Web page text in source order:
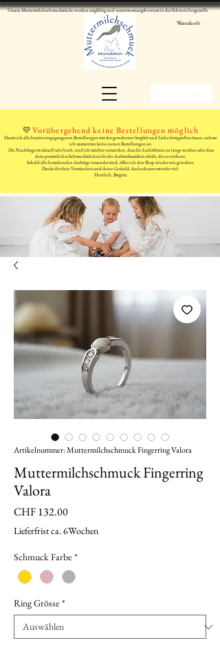
Unsere Muttermilchschmuckstücke werden sorgfältig und verantwortungsbewusst in der Schweiz hergestellt.
Warenkorb
💛Vorübergehend keine Bestellungen möglich
Damit ich alle bereits eingegangenen Bestellungen mit der gewohnten Sorgfalt und Liebe fertigstellen kann, nehme
ich momentan keine neuen Bestellungen an.
Die Nachfrage ist aktuell sehr hoch, und ich möchte vermeiden, dass die Lieferfristen zu lange werden oder dass
dein persönliches Schmuckstück nicht die Aufmerksamkeit erhält, die es verdient.
Sobald alle bestehenden Aufträge versendet sind, öffne ich den Shop wieder wie gewohnt.
Danke für dein Verständnis und deine Geduld, das bedeutet mir sehr viel.
Herzlich, Brigitte
Artikelnummer: Muttermilchschmuck Fingerring Valora
Muttermilchschmuck Fingerring
Valora
CHF 132.00Preis
Lieferfrist ca. 6Wochen
Schmuck Farbe *
Ring Grösse *